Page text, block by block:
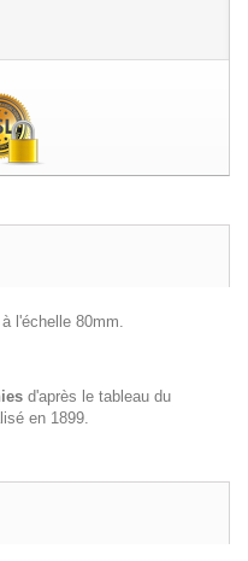
l'échelle 80mm.
d'après le tableau du
en 1899.